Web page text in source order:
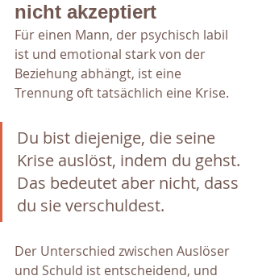
nicht akzeptiert
Für einen Mann, der psychisch labil
ist und emotional stark von der
Beziehung abhängt, ist eine
Trennung oft tatsächlich eine Krise.
Du bist diejenige, die seine
Krise auslöst, indem du gehst.
Das bedeutet aber nicht, dass
du sie verschuldest.
Der Unterschied zwischen Auslöser
und Schuld ist entscheidend, und